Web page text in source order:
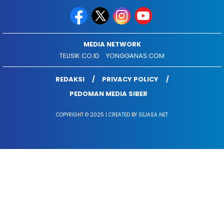
MEDIA NETWORK
TELISIK.CO.ID
YONGGANAS.COM
REDAKSI
PRIVACY POLICY
PEDOMAN MEDIA SIBER
COPYRIGHT © 2025 | CREATED BY SEJASA NET